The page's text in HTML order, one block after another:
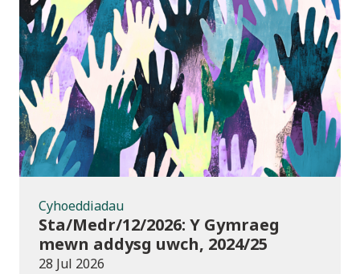
Cyhoeddiadau
Cyhoeddiadau
Sta/Medr/12/2026: Y Gymraeg
mewn addysg uwch, 2024/25
28 Jul 2026